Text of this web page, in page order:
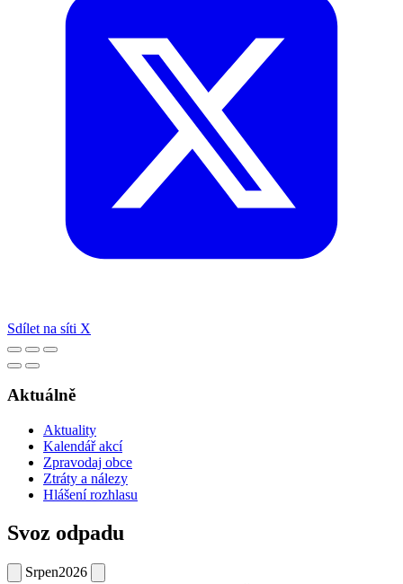
Sdílet na síti X
Aktuálně
Aktuality
Kalendář akcí
Zpravodaj obce
Ztráty a nálezy
Hlášení rozhlasu
Svoz odpadu
Srpen2026